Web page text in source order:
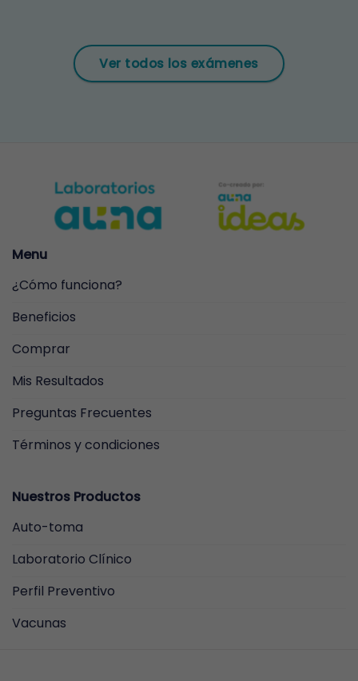
Ver todos los exámenes
Menu
¿Cómo funciona?
Beneficios
Comprar
Mis Resultados
Preguntas Frecuentes
Términos y condiciones
Nuestros Productos
Auto-toma
Laboratorio Clínico
Perfil Preventivo
Vacunas